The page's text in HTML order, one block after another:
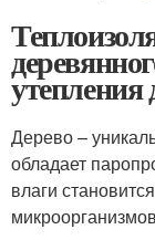
утепления
Дерево –
обладает
влаги